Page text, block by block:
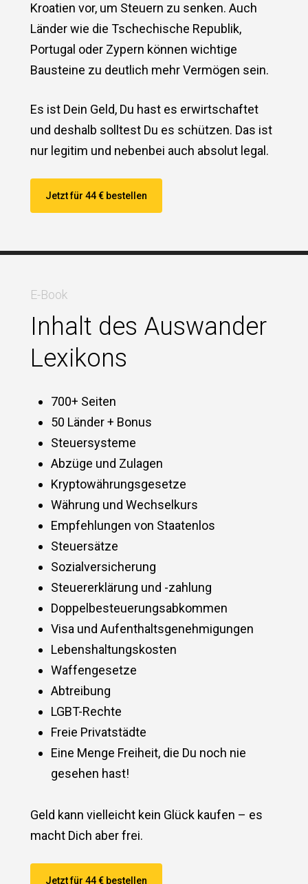
Kroatien vor, um Steuern zu senken. Auch
Länder wie die Tschechische Republik,
Portugal oder Zypern können wichtige
Bausteine zu deutlich mehr Vermögen sein.
Es ist Dein Geld, Du hast es erwirtschaftet
und deshalb solltest Du es schützen. Das ist
nur legitim und nebenbei auch absolut legal.
Jetzt für 44 € bestellen
E-Book
Inhalt des Auswander
Lexikons
700+ Seiten
50 Länder + Bonus
Steuersysteme
Abzüge und Zulagen
Kryptowährungsgesetze
Währung und Wechselkurs
Empfehlungen von Staatenlos
Steuersätze
Sozialversicherung
Steuererklärung und -zahlung
Doppelbesteuerungsabkommen
Visa und Aufenthaltsgenehmigungen
Lebenshaltungskosten
Waffengesetze
Abtreibung
LGBT-Rechte
Freie Privatstädte
Eine Menge Freiheit, die Du noch nie
gesehen hast!
Geld kann vielleicht kein Glück kaufen – es
macht Dich aber frei.
Jetzt für 44 € bestellen